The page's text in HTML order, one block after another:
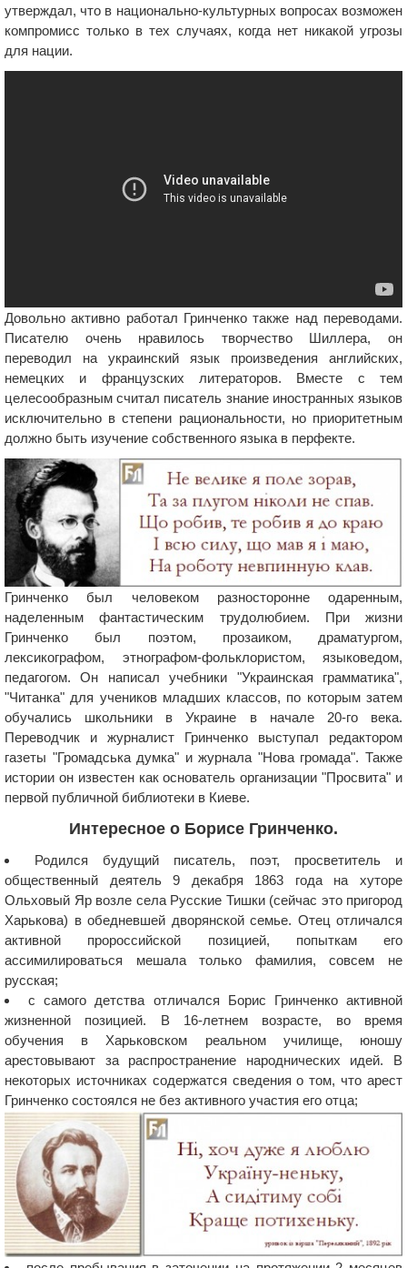
утверждал, что в национально-культурных вопросах возможен
компромисс только в тех случаях, когда нет никакой угрозы
для нации.
Довольно активно работал Гринченко также над переводами.
Писателю очень нравилось творчество Шиллера, он
переводил на украинский язык произведения английских,
немецких и французских литераторов. Вместе с тем
целесообразным считал писатель знание иностранных языков
исключительно в степени рациональности, но приоритетным
должно быть изучение собственного языка в перфекте.
Гринченко был человеком разносторонне одаренным,
наделенным фантастическим трудолюбием. При жизни
Гринченко был поэтом, прозаиком, драматургом,
лексикографом, этнографом-фольклористом, языковедом,
педагогом. Он написал учебники "Украинская грамматика",
"Читанка" для учеников младших классов, по которым затем
обучались школьники в Украине в начале 20-го века.
Переводчик и журналист Гринченко выступал редактором
газеты "Громадська думка" и журнала "Нова громада". Также
истории он известен как основатель организации "Просвита" и
первой публичной библиотеки в Киеве.
Интересное о Борисе Гринченко.
Родился будущий писатель, поэт, просветитель и
общественный деятель 9 декабря 1863 года на хуторе
Ольховый Яр возле села Русские Тишки (сейчас это пригород
Харькова) в обедневшей дворянской семье. Отец отличался
активной пророссийской позицией, попыткам его
ассимилироваться мешала только фамилия, совсем не
русская;
с самого детства отличался Борис Гринченко активной
жизненной позицией. В 16-летнем возрасте, во время
обучения в Харьковском реальном училище, юношу
арестовывают за распространение народнических идей. В
некоторых источниках содержатся сведения о том, что арест
Гринченко состоялся не без активного участия его отца;